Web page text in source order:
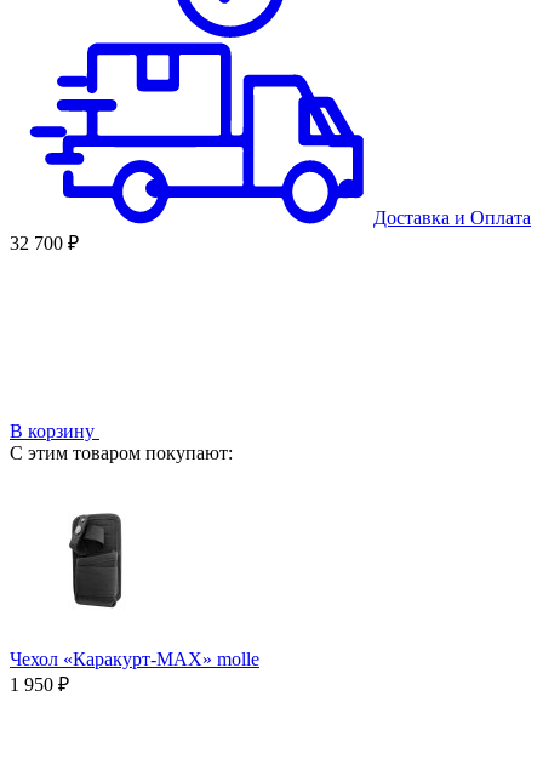
Доставка и Оплата
32 700 ₽
В корзину
С этим товаром покупают:
Чехол «Каракурт-МАХ» molle
1 950 ₽